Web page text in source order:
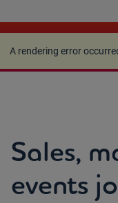
A rendering error
function.
A rendering error
Sales,
events